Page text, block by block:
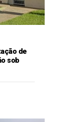
de
sob